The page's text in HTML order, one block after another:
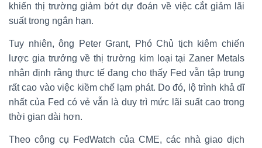
khiến thị trường giảm bớt dự đoán về việc cắt giảm lãi
suất trong ngắn hạn.
Tuy nhiên, ông Peter Grant, Phó Chủ tịch kiêm chiến
lược gia trưởng về thị trường kim loại tại Zaner Metals
nhận định rằng thực tế đang cho thấy Fed vẫn tập trung
rất cao vào việc kiềm chế lạm phát. Do đó, lộ trình khả dĩ
nhất của Fed có vẻ vẫn là duy trì mức lãi suất cao trong
thời gian dài hơn.
Theo công cụ FedWatch của CME, các nhà giao dịch